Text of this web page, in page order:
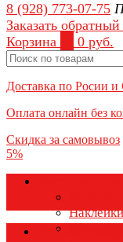
8 (928) 773-07-75
Заказать
Корзина
0 руб.
Доставка по Росии
Оплата онлайн без
Скидка за самовывоз
5%
Колпаки
Каталог